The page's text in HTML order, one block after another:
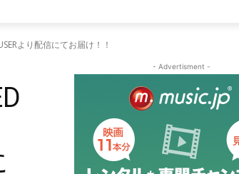
より配信にてお届け！！
- Advertisment -